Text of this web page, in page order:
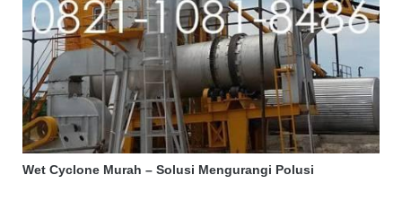
Wet Cyclone Murah – Solusi Mengurangi Polusi